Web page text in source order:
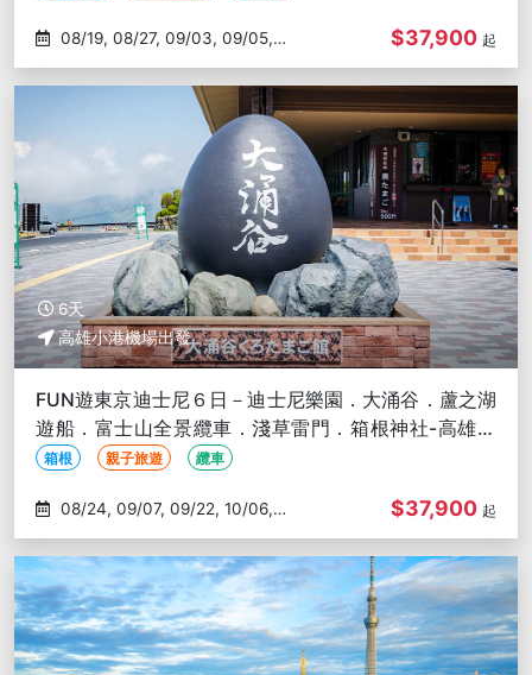
09/07
$37,900 起
6天
高雄小港機場出發
FUN遊東京迪士尼６日－迪士尼樂園．大涌谷．蘆之湖
遊船．富士山全景纜車．淺草雷門．箱根神社-高雄出
發箱根 親子旅遊 纜車
10/15
$37,900 起